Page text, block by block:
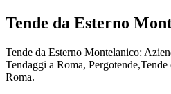
Tende da Esterno
Tende da Esterno Montelanico:
Tendaggi a Roma,
Roma.